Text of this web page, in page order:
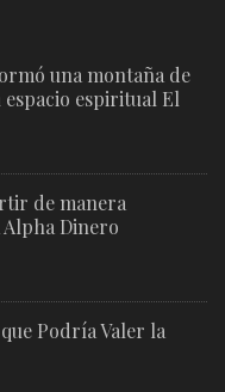
una montaña de
espiritual El
de manera
Dinero
Podría Valer la